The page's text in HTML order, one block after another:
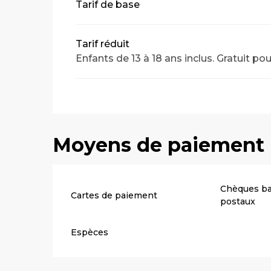
Tarif de base
Tarif réduit
Enfants de 13 à 18 ans inclus. Gratuit
Moyens de paiement
Cartes de paiement
Chèques
postaux
Espèces